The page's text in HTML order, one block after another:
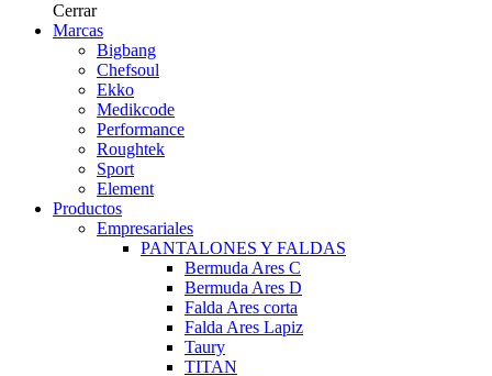
Cerrar
Marcas
Bigbang
Chefsoul
Ekko
Medikcode
Performance
Roughtek
Sport
Element
Productos
Empresariales
PANTALONES Y FALDAS
Bermuda Ares C
Bermuda Ares D
Falda Ares corta
Falda Ares Lapiz
Taury
TITAN